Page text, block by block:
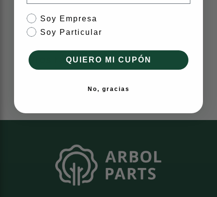
Envíos rápidos
tipo de cliente
Soy Empresa
Soy Particular
QUIERO MI CUPÓN
No, gracias